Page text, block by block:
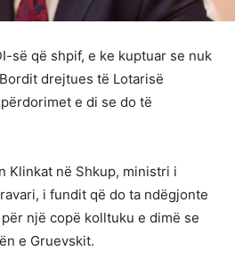
së që shpif, e ke kuptuar se nuk
drejtues të Lotarisë
e di se do të
Klinkat në Shkup, ministri i
i fundit që do ta ndëgjonte
një copë kolltuku e dimë se
e Gruevskit.